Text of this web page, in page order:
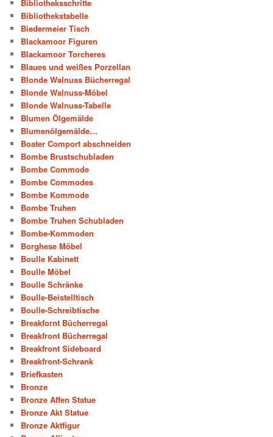
Bibliotheksschritte
Bibliothekstabelle
Biedermeier Tisch
Blackamoor Figuren
Blackamoor Torcheres
Blaues und weißes Porzellan
Blonde Walnuss Bücherregal
Blonde Walnuss-Möbel
Blonde Walnuss-Tabelle
Blumen Ölgemälde
Blumenölgemälde…
Boater Comport abschneiden
Bombe Brustschubladen
Bombe Commode
Bombe Commodes
Bombe Kommode
Bombe Truhen
Bombe Truhen Schubladen
Bombe-Kommoden
Borghese Möbel
Boulle Kabinett
Boulle Möbel
Boulle Schränke
Boulle-Beistelltisch
Boulle-Schreibtische
Breakfornt Bücherregal
Breakfront Bücherregal
Breakfront Sideboard
Breakfront-Schrank
Briefkasten
Bronze
Bronze Affen Statue
Bronze Akt Statue
Bronze Aktfigur